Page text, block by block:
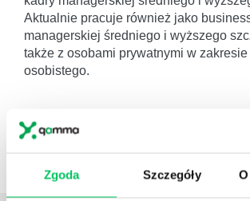
Zgoda Szczegóły
Aktualnie pracuje również jako
managerskiej średniego i wyższego
także z osobami prywatnymi w
osobistego.
Poznaj nasze szkolenia